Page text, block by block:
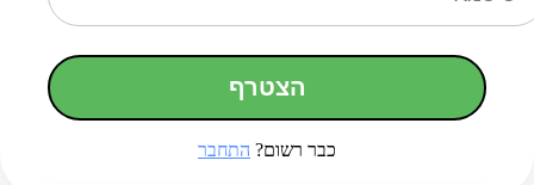
הצטרף
כבר רשום? התחבר